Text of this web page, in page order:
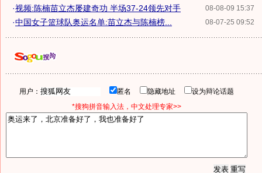
08-08-09 15:37
·视频:陈楠苗立杰屡建奇功 半场37-24领先对手
08-07-25 09:52
·中国女子篮球队奥运名单:苗立杰与陈楠榜...
用户： 匿名 隐藏地址
设为辩论话题
*搜狗拼音输入法，中文处理专家>>